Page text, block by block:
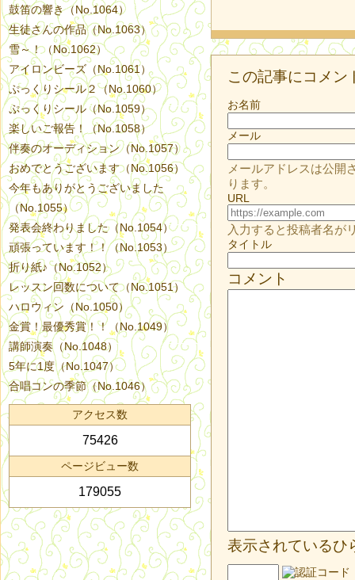
この記事にコメン
お名前
メール
メールアドレスは公開
ります。
URL
入力すると投稿者名が
タイトル
コメント
表示されているひ
鼓笛の響き（No.1064）
生徒さんの作品（No.1063）
雪～！（No.1062）
アイロンビーズ（No.1061）
ぷっくりシール２（No.1060）
ぷっくりシール（No.1059）
楽しいご報告！（No.1058）
伴奏のオーディション（No.1057）
おめでとうございます（No.1056）
今年もありがとうございました
（No.1055）
発表会終わりました（No.1054）
頑張っています！！（No.1053）
折り紙♪（No.1052）
レッスン回数について（No.1051）
ハロウィン（No.1050）
金賞！最優秀賞！！（No.1049）
講師演奏（No.1048）
5年に1度（No.1047）
合唱コンの季節（No.1046）
アクセス数
75426
ページビュー数
179055